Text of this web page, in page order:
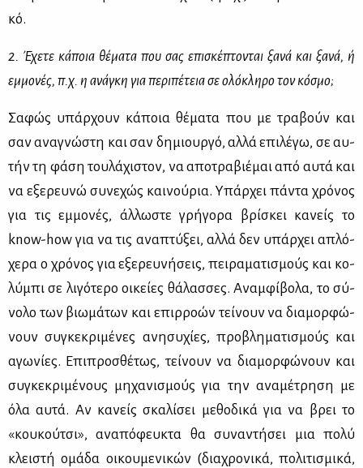
κό.
2. Έχε­τε κά­ποια θέ­μα­τα που σας επι­σκέ­πτο­νται ξα­νά και ξα­νά, ή
εμ­μο­νές, π.χ. η ανά­γκη για πε­ρι­πέ­τεια σε ολό­κλη­ρο τον κό­σμο;
Σα­φώς υπάρ­χουν κά­ποια θέ­μα­τα που με τρα­βούν και
σαν ανα­γνώ­στη και σαν δη­μιουρ­γό, αλ­λά επι­λέ­γω, σε αυ­
τήν τη φά­ση του­λά­χι­στον, να απο­τρα­βιέ­μαι από αυ­τά και
να εξε­ρευ­νώ συ­νε­χώς και­νού­ρια. Υπάρ­χει πά­ντα χρό­νος
για τις εμ­μο­νές, άλ­λω­στε γρή­γο­ρα βρί­σκει κα­νείς το
know-how για να τις ανα­πτύ­ξει, αλ­λά δεν υπάρ­χει απλό­
χε­ρα ο χρό­νος για εξε­ρευ­νή­σεις, πει­ρα­μα­τι­σμούς και κο­
λύ­μπι σε λι­γό­τε­ρο οι­κεί­ες θά­λασ­σες. Αναμ­φί­βο­λα, το σύ­
νο­λο των βιω­μά­των και επιρ­ρο­ών τεί­νουν να δια­μορ­φώ­
νουν συ­γκε­κρι­μέ­νες ανη­συ­χί­ες, προ­βλη­μα­τι­σμούς και
αγω­νί­ες. Επι­προ­σθέ­τως, τεί­νουν να δια­μορ­φώ­νουν και
συ­γκε­κρι­μέ­νους μη­χα­νι­σμούς για την ανα­μέ­τρη­ση με
όλα αυ­τά. Αν κα­νείς σκα­λί­σει με­θο­δι­κά για να βρει το
«κου­κού­τσι», ανα­πό­φευ­κτα θα συ­να­ντή­σει μια πο­λύ
κλει­στή ομά­δα οι­κου­με­νι­κών (δια­χρο­νι­κά, πο­λι­τι­σμι­κά,